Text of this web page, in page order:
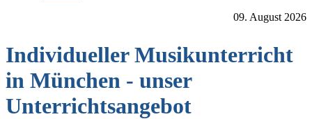
09. August 2026
Individueller Musikunterricht
in München - unser
Unterrichtsangebot